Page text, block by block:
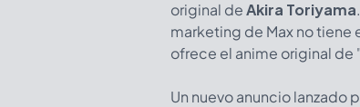
original deAkira Toriyama
marketing de Max no
ofrece el anime original de "
Un nuevo anuncio lanzado